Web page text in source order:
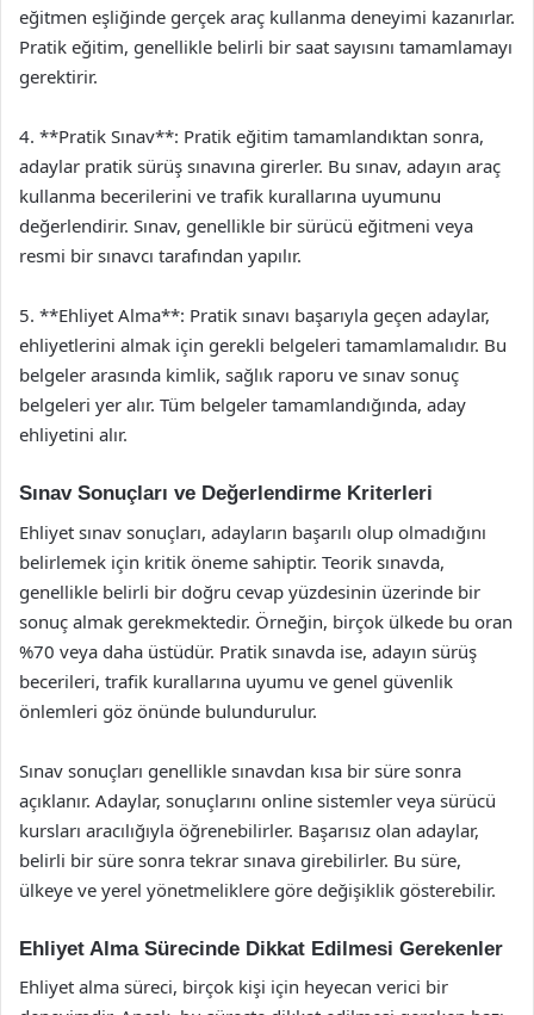
eğitmen eşliğinde gerçek araç kullanma deneyimi kazanırlar.
Pratik eğitim, genellikle belirli bir saat sayısını tamamlamayı
gerektirir.
4. **Pratik Sınav**: Pratik eğitim tamamlandıktan sonra,
adaylar pratik sürüş sınavına girerler. Bu sınav, adayın araç
kullanma becerilerini ve trafik kurallarına uyumunu
değerlendirir. Sınav, genellikle bir sürücü eğitmeni veya
resmi bir sınavcı tarafından yapılır.
5. **Ehliyet Alma**: Pratik sınavı başarıyla geçen adaylar,
ehliyetlerini almak için gerekli belgeleri tamamlamalıdır. Bu
belgeler arasında kimlik, sağlık raporu ve sınav sonuç
belgeleri yer alır. Tüm belgeler tamamlandığında, aday
ehliyetini alır.
Sınav Sonuçları ve Değerlendirme Kriterleri
Ehliyet sınav sonuçları, adayların başarılı olup olmadığını
belirlemek için kritik öneme sahiptir. Teorik sınavda,
genellikle belirli bir doğru cevap yüzdesinin üzerinde bir
sonuç almak gerekmektedir. Örneğin, birçok ülkede bu oran
%70 veya daha üstüdür. Pratik sınavda ise, adayın sürüş
becerileri, trafik kurallarına uyumu ve genel güvenlik
önlemleri göz önünde bulundurulur.
Sınav sonuçları genellikle sınavdan kısa bir süre sonra
açıklanır. Adaylar, sonuçlarını online sistemler veya sürücü
kursları aracılığıyla öğrenebilirler. Başarısız olan adaylar,
belirli bir süre sonra tekrar sınava girebilirler. Bu süre,
ülkeye ve yerel yönetmeliklere göre değişiklik gösterebilir.
Ehliyet Alma Sürecinde Dikkat Edilmesi Gerekenler
Ehliyet alma süreci, birçok kişi için heyecan verici bir